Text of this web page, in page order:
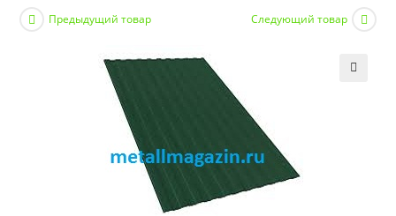
Предыдущий товар Следующий товар